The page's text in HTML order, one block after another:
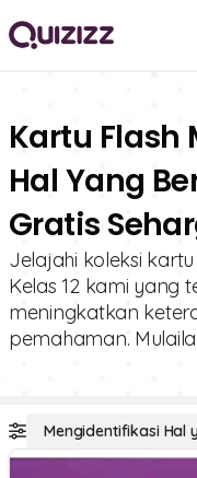
Kartu
Hal Yang
Gratis
Jelajahi koleksi
Kelas 12 kami yang
meningkatkan
pemahaman.
Mengidentifikasi Hal